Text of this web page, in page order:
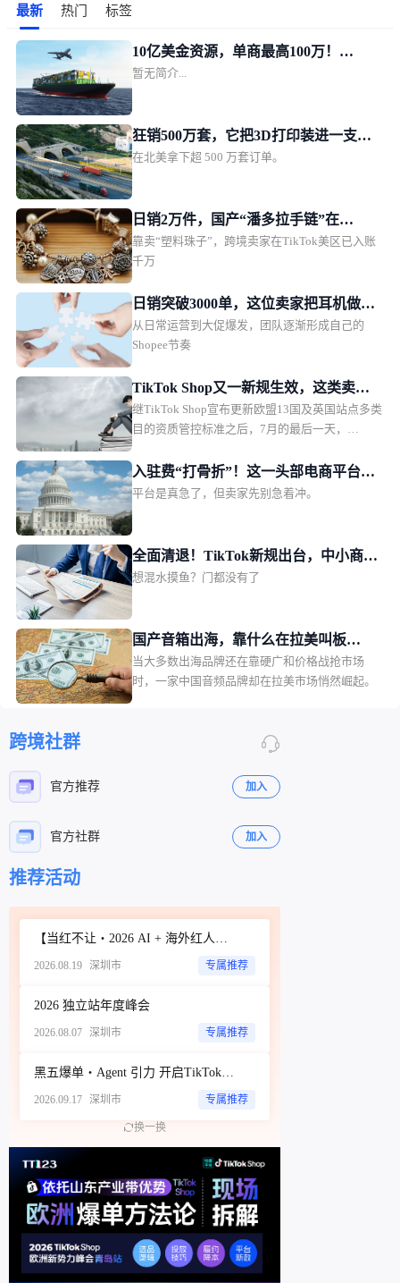
最新 热门 标签
10亿美金资源，单商最高100万！
TikTok Shop美区POP发布新锐跨境商
暂无简介...
狂销500万套，它把3D打印装进一支
笔！
在北美拿下超 500 万套订单。
日销2万件，国产“潘多拉手链”在
TikTok美区爆单
靠卖“塑料珠子”，跨境卖家在TikTok美区已入账
千万
日销突破3000单，这位卖家把耳机做成
了东南亚年轻人的时尚单品
从日常运营到大促爆发，团队逐渐形成自己的
Shopee节奏
TikTok Shop又一新规生效，这类卖家
务必及时补齐资质
继TikTok Shop宣布更新欧盟13国及英国站点多类
目的资质管控标准之后，7月的最后一天，
规。对比欧洲瞄准电子电器、纺织品/服饰、玩
具、化妆品、母婴5大平台核心热销品类进行全方
想象力，实际上远超品类本身。01TikTok Shop泰
国站收紧二手商品TT123获悉，自2026年7月31
日起，TikTok Shop泰国站点已全面收紧二手商品
入驻费“打骨折”！这一头部电商平台急
需中国卖家回血
平台是真急了，但卖家先别急着冲。
全面清退！TikTok新规出台，中小商家
更难躺赢
想混水摸鱼？门都没有了
国产音箱出海，靠什么在拉美叫板
JBL？一场由数百位本土红人完成的信
任众筹
当大多数出海品牌还在靠硬广和价格战抢市场
时，一家中国音频品牌却在拉美市场悄然崛起。
跨境社群
官方推荐 加入
官方社群 加入
推荐活动
【当红不让・2026 AI + 海外红人营销大会暨 WotoHub 卖家大会】
2026.08.19 深圳市 专属推荐
2026 独立站年度峰会
2026.08.07 深圳市 专属推荐
黑五爆单・Agent 引力 开启TikTok新达人经济时代 ——ScoreHub 2026 品牌大会
2026.09.17 深圳市 专属推荐
换一换